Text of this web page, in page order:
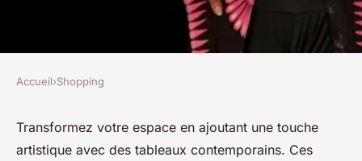
SHOPPING
Transformez votre espace avec
Accueil›Shopping
Transformez votre espace en ajoutant une touche
artistique avec des tableaux contemporains. Ces